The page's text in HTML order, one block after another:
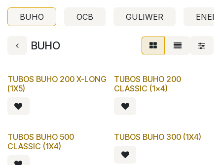
BUHO OCB GULIWER
BUHO
TUBOS BUHO 200 X-LONG
(1X5)
TUBOS BUHO 200
CLASSIC (1x4)
TUBOS BUHO 500
CLASSIC (1X4)
TUBOS BUHO 300 (1X4)